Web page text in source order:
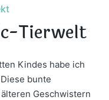
Tierwelt
Kindes habe ich
bunte
Geschwistern